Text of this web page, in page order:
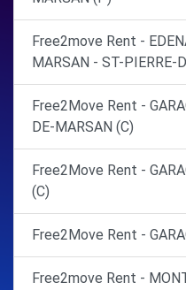
Free2move Rent -
MARSAN - ST-PIERRE-
Free2Move Rent -
DE-MARSAN (C)
Free2Move Rent -
(C)
Free2Move Rent -
Free2move Rent -